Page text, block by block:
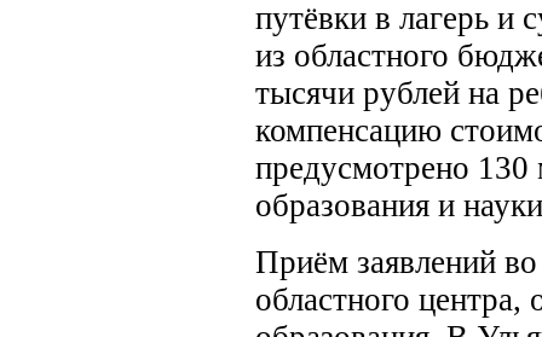
путёвки в лагерь и
из областного
тысячи рублей на
компенсацию
предусмотрено
образования и
Приём заявлений
областного центра,